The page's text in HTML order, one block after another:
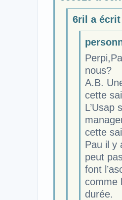
6ril a
nous?
A.B.
cette
L’Usap
cette
Pau il y
peut
font
comme
durée.